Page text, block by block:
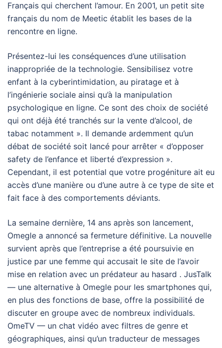
Français qui cherchent l’amour. En 2001, un petit site
français du nom de Meetic établit les bases de la
rencontre en ligne.
Présentez-lui les conséquences d’une utilisation
inappropriée de la technologie. Sensibilisez votre
enfant à la cyberintimidation, au piratage et à
l’ingénierie sociale ainsi qu’à la manipulation
psychologique en ligne. Ce sont des choix de société
qui ont déjà été tranchés sur la vente d’alcool, de
tabac notamment ». Il demande ardemment qu’un
débat de société soit lancé pour arrêter « d’opposer
safety de l’enfance et liberté d’expression ».
Cependant, il est potential que votre progéniture ait eu
accès d’une manière ou d’une autre à ce type de site et
fait face à des comportements déviants.
La semaine dernière, 14 ans après son lancement,
Omegle a annoncé sa fermeture définitive. La nouvelle
survient après que l’entreprise a été poursuivie en
justice par une femme qui accusait le site de l’avoir
mise en relation avec un prédateur au hasard . JusTalk
— une alternative à Omegle pour les smartphones qui,
en plus des fonctions de base, offre la possibilité de
discuter en groupe avec de nombreux individuals.
OmeTV — un chat vidéo avec filtres de genre et
géographiques, ainsi qu’un traducteur de messages